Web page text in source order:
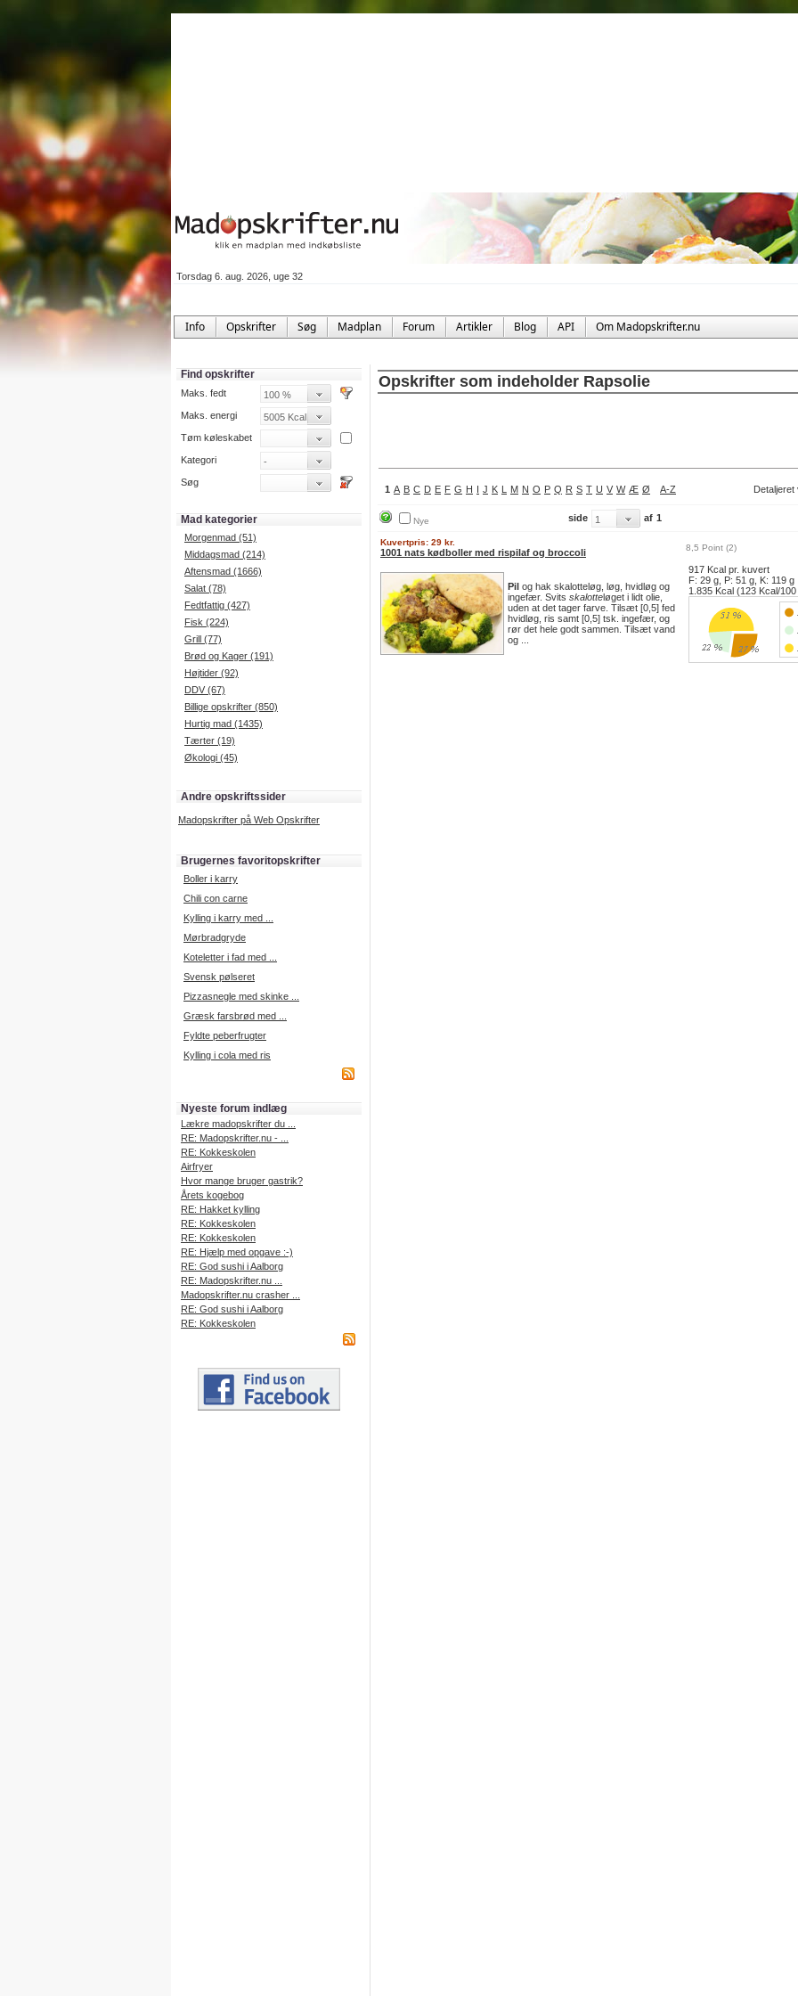
Torsdag 6. aug. 2026, uge 32
Info Opskrifter Søg Madplan Forum Artikler Blog API Om Madopskrifter.nu
Find opskrifter
Maks. fedt
Maks. energi
Tøm køleskabet
Kategori
Søg
Mad kategorier
Morgenmad (51)
Middagsmad (214)
Aftensmad (1666)
Salat (78)
Fedtfattig (427)
Fisk (224)
Grill (77)
Brød og Kager (191)
Højtider (92)
DDV (67)
Billige opskrifter (850)
Hurtig mad (1435)
Tærter (19)
Økologi (45)
Andre opskriftssider
Madopskrifter på Web Opskrifter
Brugernes favoritopskrifter
Boller i karry
Chili con carne
Kylling i karry med ...
Mørbradgryde
Koteletter i fad med ...
Svensk pølseret
Pizzasnegle med skinke ...
Græsk farsbrød med ...
Fyldte peberfrugter
Kylling i cola med ris
Nyeste forum indlæg
Lækre madopskrifter du ...
RE: Madopskrifter.nu - ...
RE: Kokkeskolen
Airfryer
Hvor mange bruger gastrik?
Årets kogebog
RE: Hakket kylling
RE: Kokkeskolen
RE: Kokkeskolen
RE: Hjælp med opgave :-)
RE: God sushi i Aalborg
RE: Madopskrifter.nu ...
Madopskrifter.nu crasher ...
RE: God sushi i Aalborg
RE: Kokkeskolen
Opskrifter som indeholder Rapsolie
1 A B C D E F G H I J K L M N O P Q R S T U V W Æ Ø A-Z Detaljeret
Nye side af 1
Kuvertpris: 29 kr.
1001 nats kødboller med rispilaf og broccoli 8,5 Point (2)
Pil og hak skalotteløg, løg, hvidløg og
ingefær. Svits skalotteløget i lidt olie,
uden at det tager farve. Tilsæt [0,5] fed
hvidløg, ris samt [0,5] tsk. ingefær, og
rør det hele godt sammen. Tilsæt vand
og ...
917 Kcal pr. kuvert
F: 29 g, P: 51 g, K: 119 g
1.835 Kcal (123 Kcal/100